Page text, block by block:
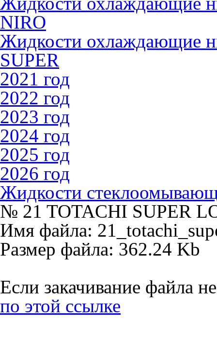
NIRO
Жидкости охлаждающие
SUPER
2021 год
2022 год
2023 год
2024 год
2025 год
2026 год
Жидкости
№ 21 TOTACHI SUPER
Имя файла:
Размер файла: 362.24 Kb
Если закачивание файла
по этой ссылке